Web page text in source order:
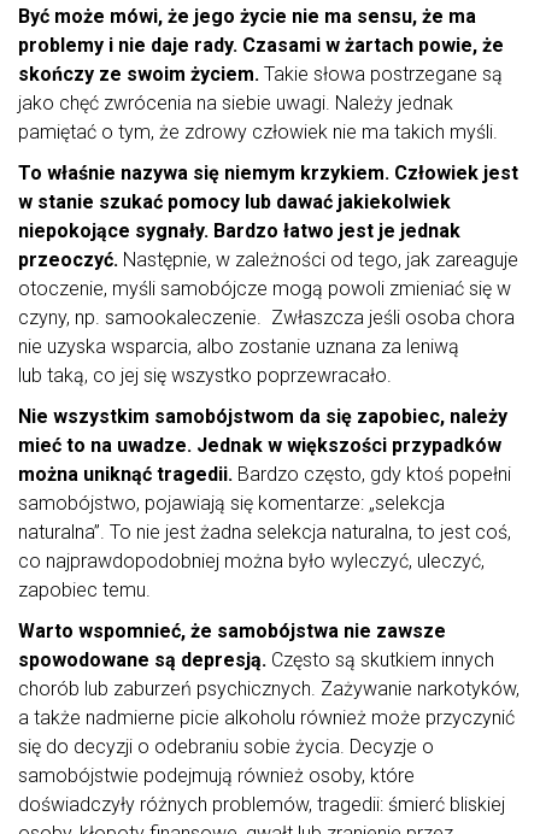
Być może mówi, że jego życie nie ma sensu, że ma
problemy i nie daje rady. Czasami w żartach powie, że
skończy ze swoim życiem. Takie słowa postrzegane są
jako chęć zwrócenia na siebie uwagi. Należy jednak
pamiętać o tym, że zdrowy człowiek nie ma takich myśli.
To właśnie nazywa się niemym krzykiem. Człowiek jest
w stanie szukać pomocy lub dawać jakiekolwiek
niepokojące sygnały. Bardzo łatwo jest je jednak
przeoczyć. Następnie, w zależności od tego, jak zareaguje
otoczenie, myśli samobójcze mogą powoli zmieniać się w
czyny, np. samookaleczenie. Zwłaszcza jeśli osoba chora
nie uzyska wsparcia, albo zostanie uznana za leniwą
lub taką, co jej się wszystko poprzewracało.
Nie wszystkim samobójstwom da się zapobiec, należy
mieć to na uwadze. Jednak w większości przypadków
można uniknąć tragedii. Bardzo często, gdy ktoś popełni
samobójstwo, pojawiają się komentarze: „selekcja
naturalna”. To nie jest żadna selekcja naturalna, to jest coś,
co najprawdopodobniej można było wyleczyć, uleczyć,
zapobiec temu.
Warto wspomnieć, że samobójstwa nie zawsze
spowodowane są depresją. Często są skutkiem innych
chorób lub zaburzeń psychicznych. Zażywanie narkotyków,
a także nadmierne picie alkoholu również może przyczynić
się do decyzji o odebraniu sobie życia. Decyzje o
samobójstwie podejmują również osoby, które
doświadczyły różnych problemów, tragedii: śmierć bliskiej